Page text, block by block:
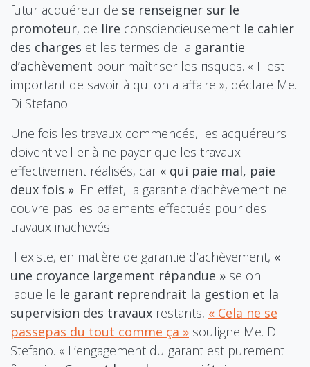
futur acquéreur de se renseigner sur le
promoteur, de lire consciencieusement le cahier
des charges et les termes de la garantie
d’achèvement pour maîtriser les risques. « Il est
important de savoir à qui on a affaire », déclare Me.
Di Stefano.
Une fois les travaux commencés, les acquéreurs
doivent veiller à ne payer que les travaux
effectivement réalisés, car « qui paie mal, paie
deux fois ». En effet, la garantie d’achèvement ne
couvre pas les paiements effectués pour des
travaux inachevés.
Il existe, en matière de garantie d’achèvement, «
une croyance largement répandue » selon
laquelle le garant reprendrait la gestion et la
supervision des travaux restants. « Cela ne se
passepas du tout comme ça » souligne Me. Di
Stefano. « L’engagement du garant est purement